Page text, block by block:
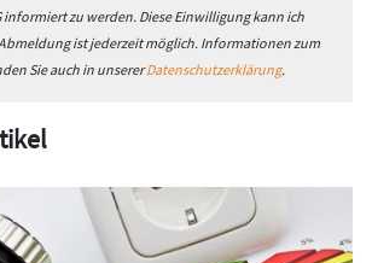
informiert zu werden. Diese Einwilligung kann ich
ist jederzeit möglich. Informationen zum
Sie auch in unsererDatenschutzerklärung.